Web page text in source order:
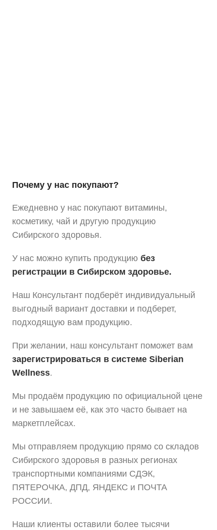
Почему у нас покупают?
Ежедневно у нас покупают витамины,
косметику, чай и другую продукцию
Сибирского здоровья.
У нас можно купить продукцию без
регистрации в Сибирском здоровье.
Наш Консультант подберёт индивидуальный
выгодный вариант доставки и подберет,
подходящую вам продукцию.
При желании, наш консультант поможет вам
зарегистрироваться в системе Siberian
Wellness.
Мы продаём продукцию по официальной цене
и не завышаем её, как это часто бывает на
маркетплейсах.
Мы отправляем продукцию прямо со складов
Сибирского здоровья в разных регионах
транспортными компаниями СДЭК,
ПЯТЕРОЧКА, ДПД, ЯНДЕКС и ПОЧТА
РОССИИ.
Наши клиенты оставили более тысячи